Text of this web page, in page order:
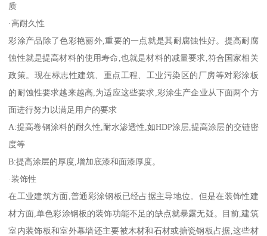
质
·高耐久性
彩涂产品除了色彩艳丽外,重要的一点就是其耐腐蚀性好。提高耐腐
蚀性就是提高材料的使用寿命,也就是材料的减量要求,符合国家相关
政策。现在标志性建筑、重点工程、工业污染区的厂房等对彩涂板
的耐蚀性要求越来越高,为适应这些要求,彩涂生产企业从下面两个方
面进行努力以满足用户的要求
A:提高卷钢涂料的耐久性,耐水渗透性,如HDP涂层,提高涂层的交链密
度等
B:提高涂层的厚度,增加底漆和面漆厚度。
·装饰性
在工业建筑方面,普通彩涂钢板已经占据主导地位。但是在装饰性建
材方面,单色彩涂钢板的装饰功能不足的缺点就暴露无疑。目前,建筑
室内装饰板和室外幕墙还主要被木材和石材或搪瓷钢板占据,这些材